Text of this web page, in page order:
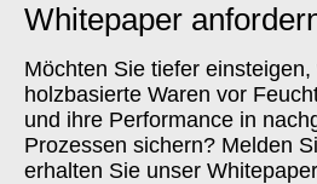
Whitepaper
Möchten Sie tiefer
holzbasierte Waren vor
und ihre Performance in
Prozessen sichern? Melden
erhalten Sie unser